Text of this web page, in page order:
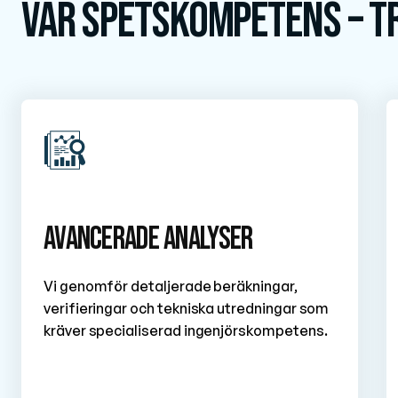
Vår spetskompetens
Avancerade analyser
Vi genomför detaljerade beräkningar,
verifieringar och tekniska utredningar som
kräver specialiserad ingenjörskompetens.